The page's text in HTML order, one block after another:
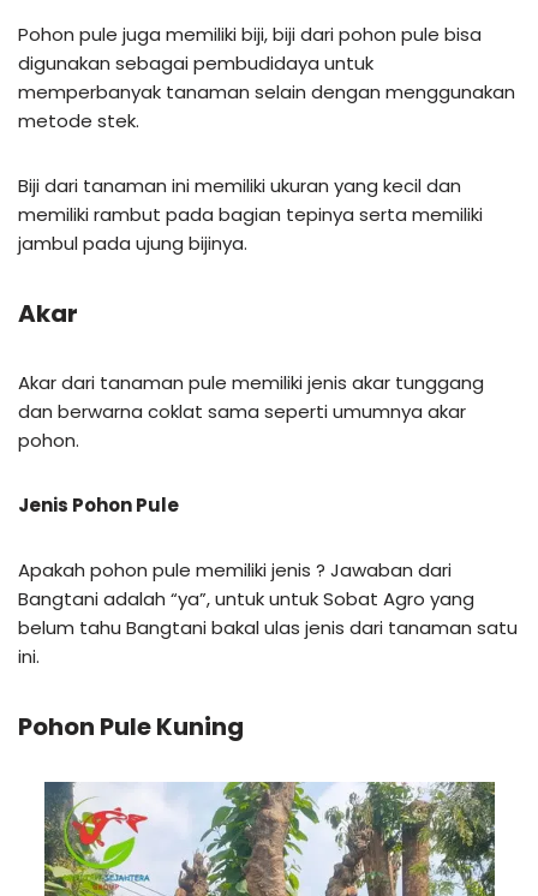
Pohon pule juga memiliki biji, biji dari pohon pule bisa
digunakan sebagai pembudidaya untuk
memperbanyak tanaman selain dengan menggunakan
metode stek.
Biji dari tanaman ini memiliki ukuran yang kecil dan
memiliki rambut pada bagian tepinya serta memiliki
jambul pada ujung bijinya.
Akar
Akar dari tanaman pule memiliki jenis akar tunggang
dan berwarna coklat sama seperti umumnya akar
pohon.
Jenis Pohon Pule
Apakah pohon pule memiliki jenis ? Jawaban dari
Bangtani adalah “ya”, untuk untuk Sobat Agro yang
belum tahu Bangtani bakal ulas jenis dari tanaman satu
ini.
Pohon Pule Kuning